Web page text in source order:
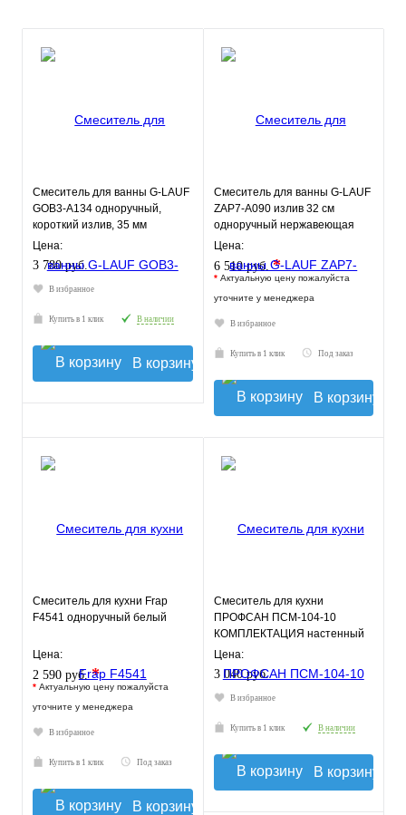
Смеситель для ванны G-LAUF
GOB3-A134 одноручный,
короткий излив, 35 мм
Цена:
3 780 руб.
В избранное
Купить в 1 клик В наличии
В корзину
Смеситель для ванны G-LAUF
ZAP7-A090 излив 32 см
одноручный нержавеющая
сталь
Цена:
6 510 руб.*
* Актуальную цену пожалуйста
уточните у менеджера
В избранное
Купить в 1 клик Под заказ
В корзину
Смеситель для кухни Frap
F4541 одноручный белый
Цена:
2 590 руб.*
* Актуальную цену пожалуйста
уточните у менеджера
В избранное
Купить в 1 клик Под заказ
В корзину
Смеситель для кухни
ПРОФСАН ПСМ-104-10
КОМПЛЕКТАЦИЯ настенный
тип См-МОНА, См-УмОНА
Цена:
3 040 руб.
В избранное
Купить в 1 клик В наличии
В корзину